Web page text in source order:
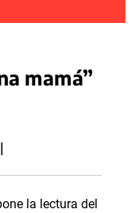
mamá”
la lectura del